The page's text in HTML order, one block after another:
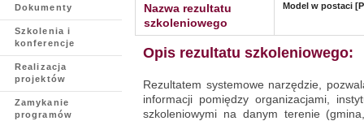
Dokumenty
Szkolenia i
konferencje
Realizacja
projektów
Zamykanie
programów
Nazwa rezultatu
szkoleniowego
Model w postaci
Opis rezultatu szkoleniowego:
Rezultatem systemowe narzędzie,
informacji pomiędzy organizacjami,
szkoleniowymi na danym terenie